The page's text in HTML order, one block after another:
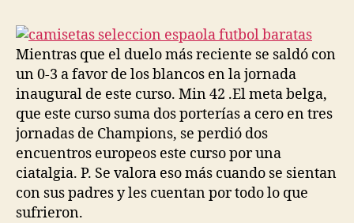
entrada
entrada
Mientras que el duelo más reciente se saldó con
un 0-3 a favor de los blancos en la jornada
inaugural de este curso. Min 42 .El meta belga,
que este curso suma dos porterías a cero en tres
jornadas de Champions, se perdió dos
encuentros europeos este curso por una
ciatalgia. P. Se valora eso más cuando se sientan
con sus padres y les cuentan por todo lo que
sufrieron.